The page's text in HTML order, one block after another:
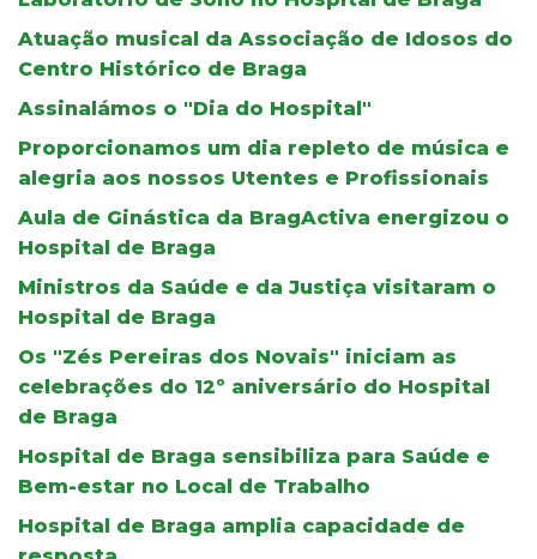
Atuação musical da Associação de Idosos do
Centro Histórico de Braga
Assinalámos o "Dia do Hospital"
Proporcionamos um dia repleto de música e
alegria aos nossos Utentes e Profissionais
Aula de Ginástica da BragActiva energizou o
Hospital de Braga
Ministros da Saúde e da Justiça visitaram o
Hospital de Braga
Os "Zés Pereiras dos Novais" iniciam as
celebrações do 12º aniversário do Hospital
de Braga
Hospital de Braga sensibiliza para Saúde e
Bem-estar no Local de Trabalho
Hospital de Braga amplia capacidade de